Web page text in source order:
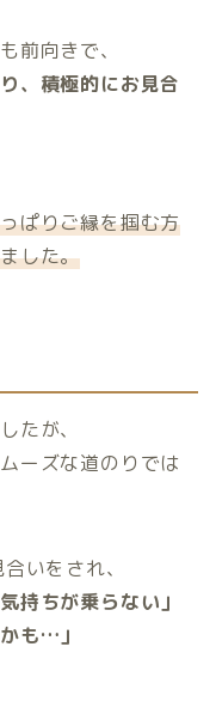
前向きで、
、積極的にお見合
ぱりご縁を掴む方
した。
たが、
ーズな道のりでは
いをされ、
持ちが乗らない」
も…」